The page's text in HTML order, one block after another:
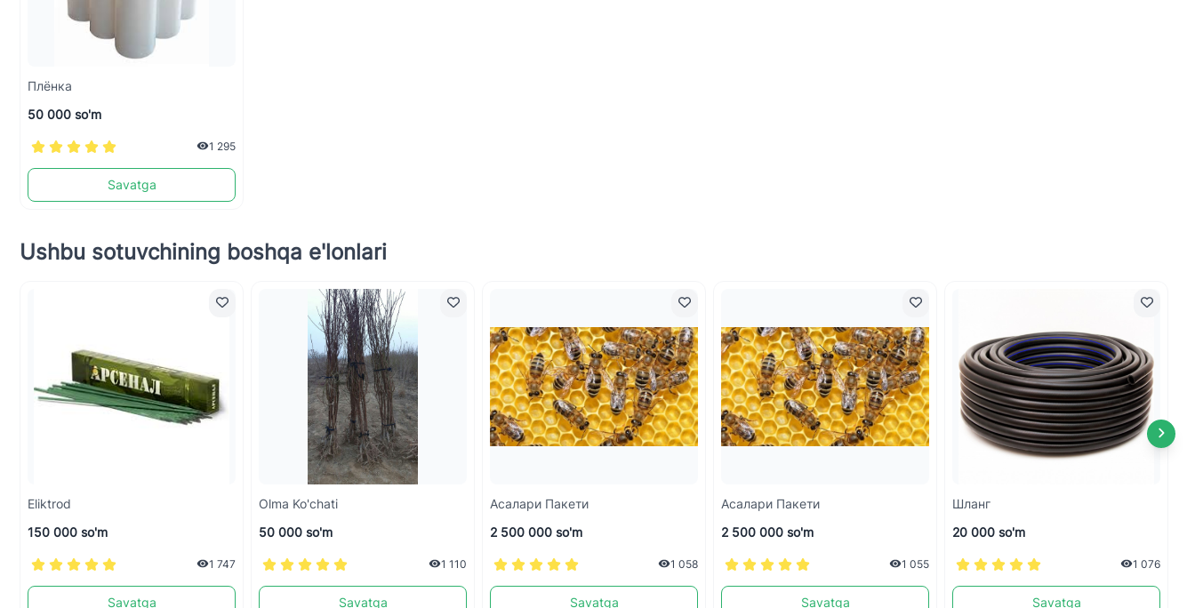
Плёнка
50 000 so'm
1 295
Savatga
Ushbu sotuvchining boshqa e'lonlari
Eliktrod
150 000 so'm
1 747
Savatga
Olma Ko'chati
50 000 so'm
1 110
Savatga
Асалари Пакети
2 500 000 so'm
1 058
Savatga
Асалари Пакети
2 500 000 so'm
1 055
Savatga
Шланг
20 000 so'm
1 076
Savatga